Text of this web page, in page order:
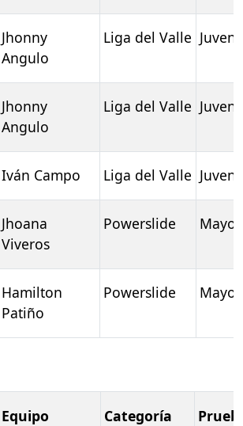
Jhonny
Angulo
Liga del Valle
Jhonny
Angulo
Liga del Valle
Iván Campo Liga del Valle
Jhoana
Viveros
Powerslide
Hamilton
Patiño
Powerslide
Equipo Categoría